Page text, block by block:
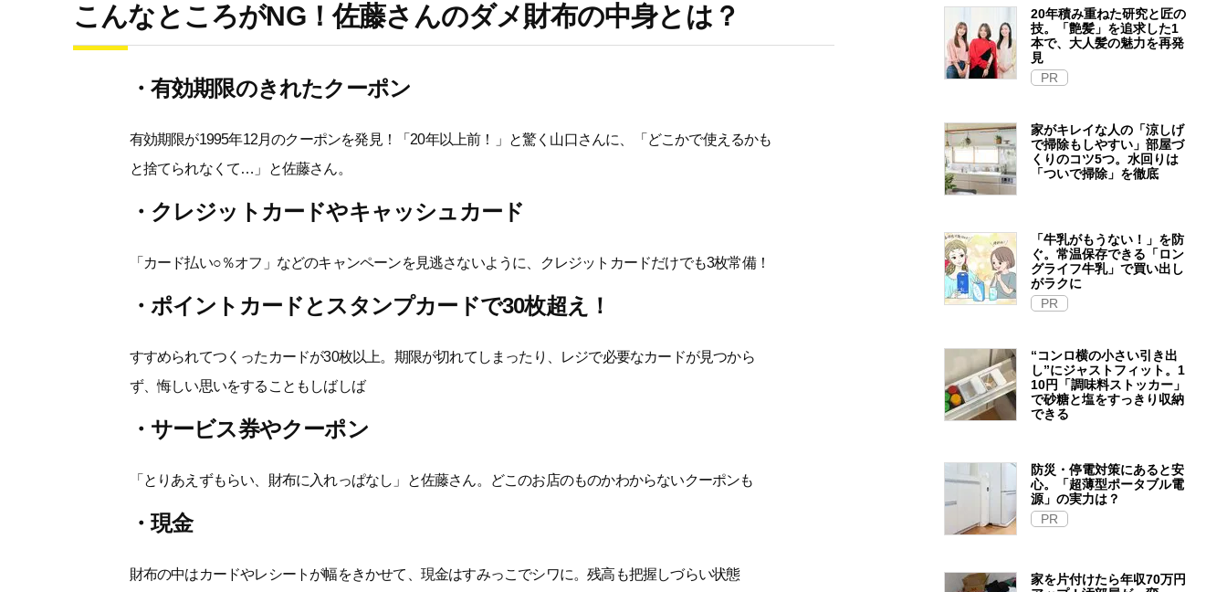
こんなところがNG！佐藤さんのダメ財布の中身とは？
・有効期限のきれたクーポン
有効期限が1995年12月のクーポンを発見！「20年以上前！」と驚く山口さんに、「どこかで使えるかも
と捨てられなくて…」と佐藤さん。
・クレジットカードやキャッシュカード
「カード払い○％オフ」などのキャンペーンを見逃さないように、クレジットカードだけでも3枚常備！
・ポイントカードとスタンプカードで30枚超え！
すすめられてつくったカードが30枚以上。期限が切れてしまったり、レジで必要なカードが見つから
ず、悔しい思いをすることもしばしば
・サービス券やクーポン
「とりあえずもらい、財布に入れっぱなし」と佐藤さん。どこのお店のものかわからないクーポンも
・現金
財布の中はカードやレシートが幅をきかせて、現金はすみっこでシワに。残高も把握しづらい状態
20年積み重ねた研究と匠の
技。「艶髪」を追求した1
本で、大人髪の魅力を再発
見
PR
家がキレイな人の「涼しげ
で掃除もしやすい」部屋づ
くりのコツ5つ。水回りは
「ついで掃除」を徹底
「牛乳がもうない！」を防
ぐ。常温保存できる「ロン
グライフ牛乳」で買い出し
がラクに
PR
“コンロ横の小さい引き出
し”にジャストフィット。1
10円「調味料ストッカー」
で砂糖と塩をすっきり収納
できる
防災・停電対策にあると安
心。「超薄型ポータブル電
源」の実力は？​
PR
家を片付けたら年収70万円